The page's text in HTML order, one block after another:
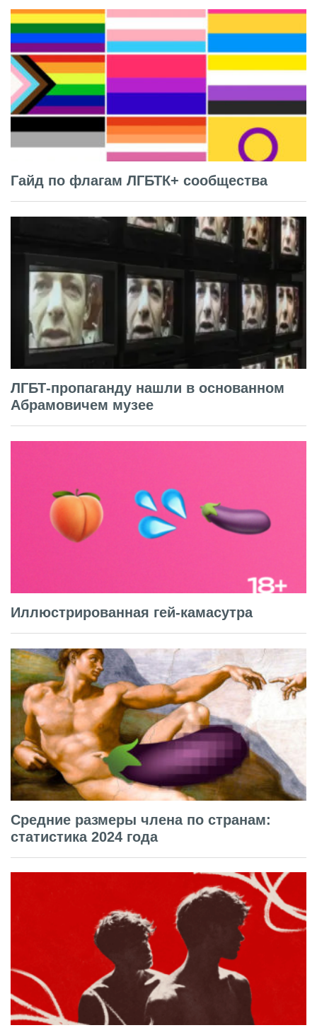
Гайд по флагам ЛГБТК+ сообщества
ЛГБТ-пропаганду нашли в основанном
Абрамовичем музее
Иллюстрированная гей-камасутра
Средние размеры члена по странам:
статистика 2024 года